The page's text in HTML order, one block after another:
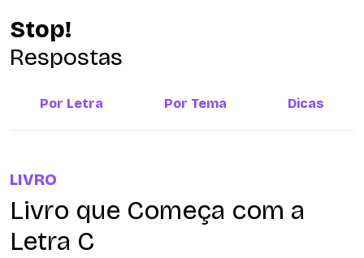
Stop!
Respostas
Por Letra Por Tema Dicas
LIVRO
Livro que Começa com a
Letra C